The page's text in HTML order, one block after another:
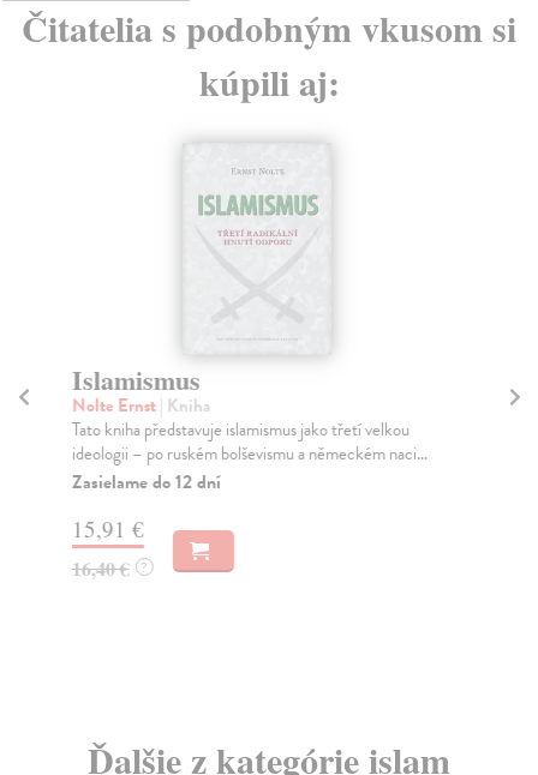
Čitatelia s podobným vkusom si
kúpili aj:
Islamismus
Nolte Ernst| Kniha
Tato kniha představuje islamismus jako třetí velkou
ideologii – po ruském bolševismu a německém naci...
Zasielame do 12 dní
15,91 €
16,40 € ?
Ďalšie z kategórie islam